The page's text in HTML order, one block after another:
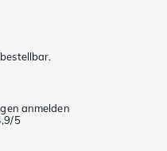
anmelden
5